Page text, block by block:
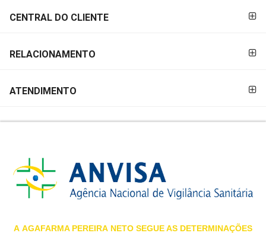
CENTRAL DO CLIENTE
RELACIONAMENTO
ATENDIMENTO
A AGAFARMA PEREIRA NETO SEGUE AS DETERMINAÇÕES